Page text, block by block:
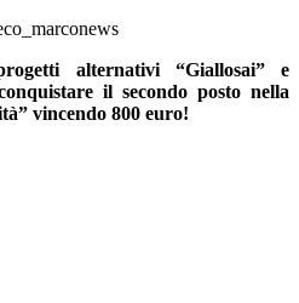
alternativi “Giallosai” e
il secondo posto nella
vincendo 800 euro!